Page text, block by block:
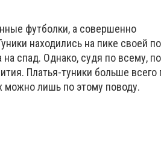
футболки, а совершенно
находились на пике своей
спад. Однако, судя по всему,
Платья-туники больше всего
можно лишь по этому поводу.